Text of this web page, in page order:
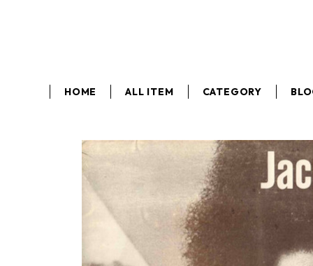
HOME ALL ITEM CATEGORY